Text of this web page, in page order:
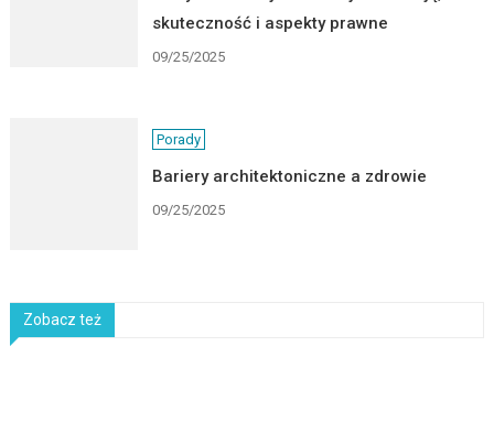
skuteczność i aspekty prawne
09/25/2025
Porady
Bariery architektoniczne a zdrowie
09/25/2025
Zobacz też